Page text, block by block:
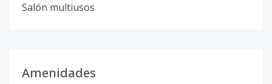
Salón multiusos
Amenidades